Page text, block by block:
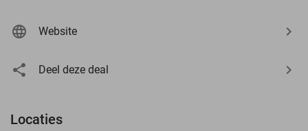
Website
Deel deze deal
Locaties